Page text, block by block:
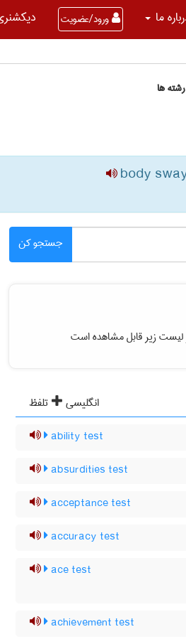
ما ورود/عضویت
ها
body
جستجو کن
لیست زیر قابل مشاهده است
انگلیسی
تلفظ
ability test
absurdities test
acceptance test
accuracy test
ace test
achievement test